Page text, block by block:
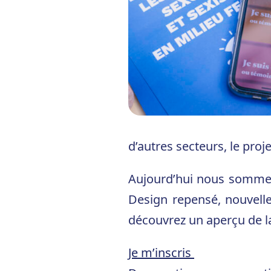
d’autres secteurs, le
Aujourd’hui nous
Design repensé,
découvrez un aperçu de
Je m’inscris